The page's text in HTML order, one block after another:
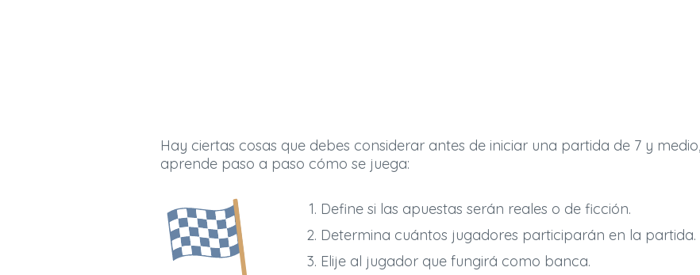
Hay ciertas cosas que debes considerar antes de iniciar una partida de 7 y
aprende paso a paso cómo se juega:
Define si las apuestas serán reales o de ficción.
Determina cuántos jugadores participarán en la partida.
Elije al jugador que fungirá como banca.